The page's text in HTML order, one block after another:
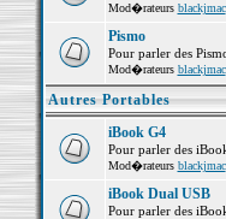
Mod�rateurs blackjmac,
Pismo
Pour parler des
Mod�rateurs blackjmac,
Autres Portables
iBook G4
Pour parler des
Mod�rateurs blackjmac,
iBook Dual USB
Pour parler des